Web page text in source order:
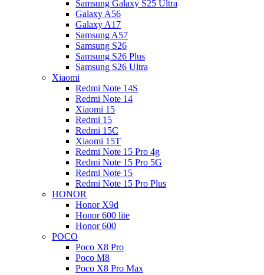
Samsung Galaxy S25 Ultra
Galaxy A56
Galaxy A17
Samsung A57
Samsung S26
Samsung S26 Plus
Samsung S26 Ultra
Xiaomi
Redmi Note 14S
Redmi Note 14
Xiaomi 15
Redmi 15
Redmi 15C
Xiaomi 15T
Redmi Note 15 Pro 4g
Redmi Note 15 Pro 5G
Redmi Note 15
Redmi Note 15 Pro Plus
HONOR
Honor X9d
Honor 600 lite
Honor 600
POCO
Poco X8 Pro
Poco M8
Poco X8 Pro Max